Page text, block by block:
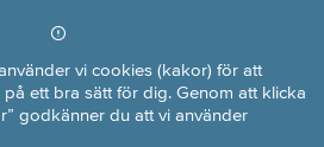
vi cookies (kakor) för att
ett bra sätt för dig. Genom att klicka
godkänner du att vi använder